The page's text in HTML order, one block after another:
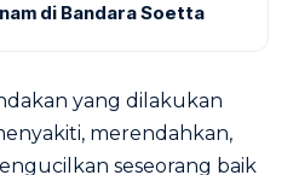
di Bandara Soetta
yang dilakukan
merendahkan,
seseorang baik